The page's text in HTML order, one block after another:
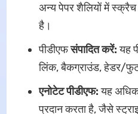
अन्य पेपर शैलियों में
है।
पीडीएफसंपादित करें:यह
लिंक, बैकग्राउंड, हेडर/
एनोटेट पीडीएफ:यह अधिक
प्रदान करता है, जैसे